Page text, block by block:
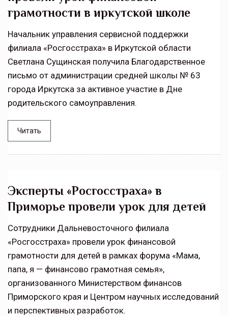
грамотности в иркутской школе
Начальник управления сервисной поддержки
филиала «Росгосстраха» в Иркутской области
Светлана Сущинская получила Благодарственное
письмо от администрации средней школы № 63
города Иркутска за активное участие в Дне
родительского самоуправления.
Читать
Эксперты «Росгосстраха» в
Приморье провели урок для детей
Сотрудники Дальневосточного филиала
«Росгосстраха» провели урок финансовой
грамотности для детей в рамках форума «Мама,
папа, я — финансово грамотная семья»,
организованного Министерством финансов
Приморского края и Центром научных исследований
и перспективных разработок.